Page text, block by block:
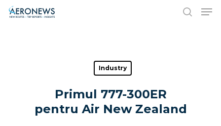
Hit enter to search or ESC to close
Industry
Primul 777-300ER
pentru Air New Zealand